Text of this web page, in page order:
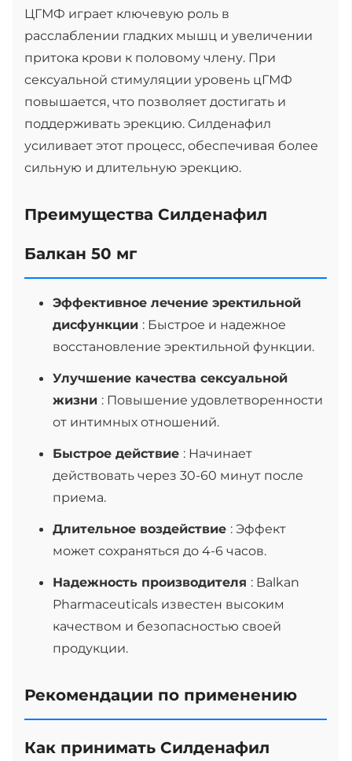
ЦГМФ играет ключевую роль в
расслаблении гладких мышц и увеличении
притока крови к половому члену. При
сексуальной стимуляции уровень цГМФ
повышается, что позволяет достигать и
поддерживать эрекцию. Силденафил
усиливает этот процесс, обеспечивая более
сильную и длительную эрекцию.
Преимущества Силденафил
Балкан 50 мг
Эффективное лечение эректильной
дисфункции : Быстрое и надежное
восстановление эректильной функции.
Улучшение качества сексуальной
жизни : Повышение удовлетворенности
от интимных отношений.
Быстрое действие : Начинает
действовать через 30-60 минут после
приема.
Длительное воздействие : Эффект
может сохраняться до 4-6 часов.
Надежность производителя : Balkan
Pharmaceuticals известен высоким
качеством и безопасностью своей
продукции.
Рекомендации по применению
Как принимать Силденафил